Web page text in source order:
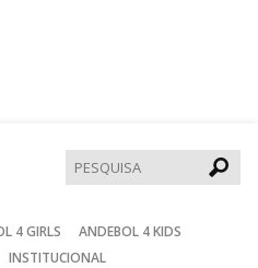
4 GIRLS
ANDEBOL 4 KIDS
INSTITUCIONAL